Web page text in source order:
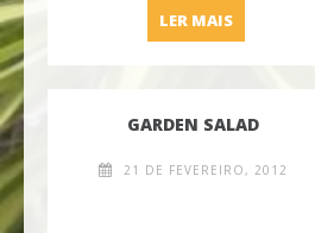
LER MAISWILD
GARDEN SALAD
21 DE FEVEREIRO, 2012